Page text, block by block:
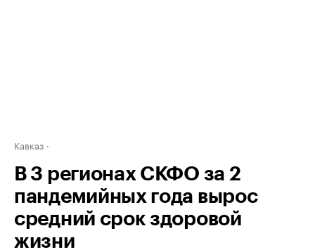
Кавказ
В 3 регионах СКФО за 2
пандемийных года вырос
средний срок здоровой
жизни